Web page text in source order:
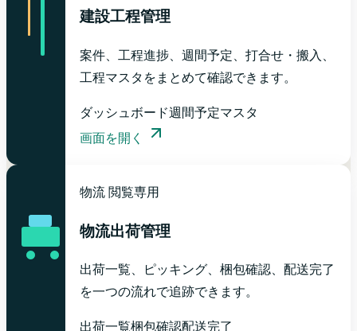
建設工程管理
案件、工程進捗、週間予定、打合せ・搬入、
工程マスタをまとめて確認できます。
ダッシュボード週間予定マスタ
画面を開く
物流閲覧専用
物流出荷管理
出荷一覧、ピッキング、梱包確認、配送完了
を一つの流れで追跡できます。
出荷一覧梱包確認配送完了